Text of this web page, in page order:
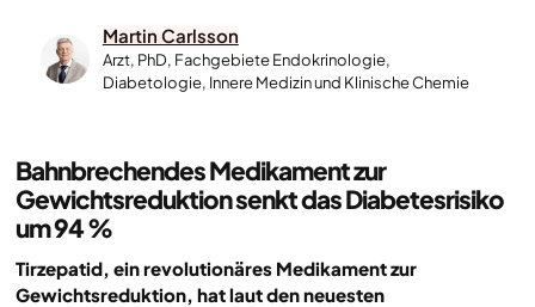
Martin Carlsson
Arzt, PhD, Fachgebiete Endokrinologie,
Diabetologie, Innere Medizin und Klinische Chemie
Bahnbrechendes Medikament zur
Gewichtsreduktion senkt das Diabetesrisiko
um 94 %
Tirzepatid, ein revolutionäres Medikament zur
Gewichtsreduktion, hat laut den neuesten